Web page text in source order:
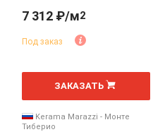
7 312 ₽/м2
Под заказ
м
ЗАКАЗАТЬ
Kerama Marazzi - Монте
Тиберио